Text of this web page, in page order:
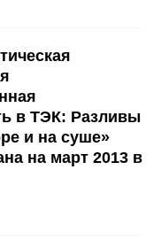
в ТЭК: Разливы
и на суше»
на март 2013 в